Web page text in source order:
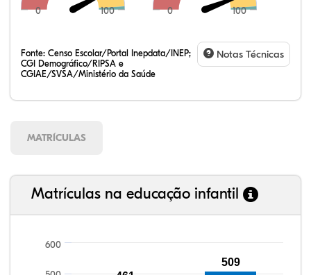
0 100 0 100
Fonte: Censo Escolar/Portal Inepdata/INEP;
CGI Demográfico/RIPSA e
CGIAE/SVSA/Ministério da Saúde
Notas Técnicas
MATRÍCULAS
Matrículas na educação infantil
600
509